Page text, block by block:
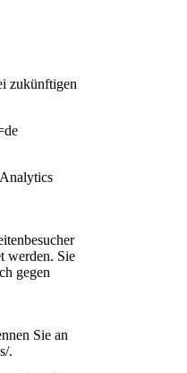
zukünftigen
werden. Sie
gegen
Sie an
.